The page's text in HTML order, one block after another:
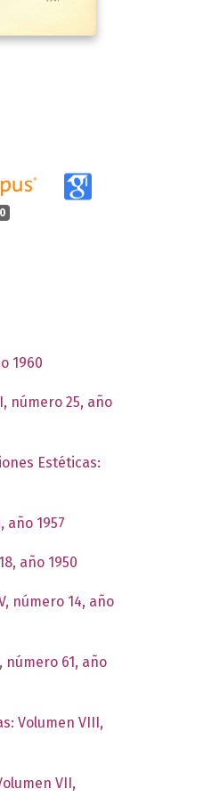
0
1960
número 25, año
Estéticas:
1957
año 1950
número 14, año
61, año
Volumen VIII,
VII,